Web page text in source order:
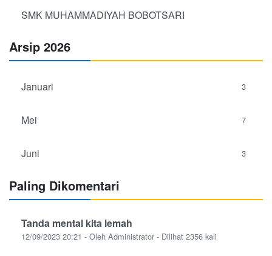
SMK MUHAMMADIYAH BOBOTSARI
Arsip 2026
Januari 3
Mei 7
Juni 3
Paling Dikomentari
Tanda mental kita lemah
12/09/2023 20:21 - Oleh Administrator - Dilihat 2356 kali